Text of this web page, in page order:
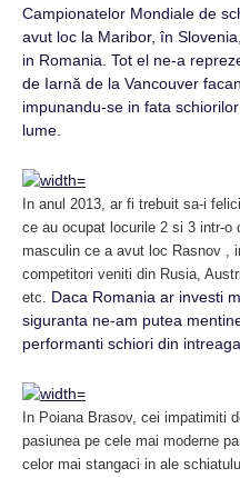
Campionatelor Mondiale de
avut loc la Maribor, în
in Romania. Tot el ne-a
de Iarnă de la Vancouver
impunandu-se in fata
lume.
In anul 2013, ar fi trebuit sa-i
ce au ocupat locurile 2 si 3 intr-o
masculin ce a avut loc Rasnov ,
competitori veniti din Rusia,
etc. Daca Romania ar investi
siguranta ne-am putea
performanti schiori din
In Poiana Brasov, cei impatimiti
pasiunea pe cele mai moderne
celor mai stangaci in ale